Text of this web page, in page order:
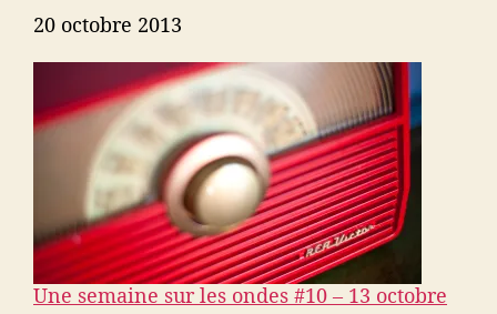
Date
20 octobre 2013
Une semaine sur les ondes #10 – 13 octobre